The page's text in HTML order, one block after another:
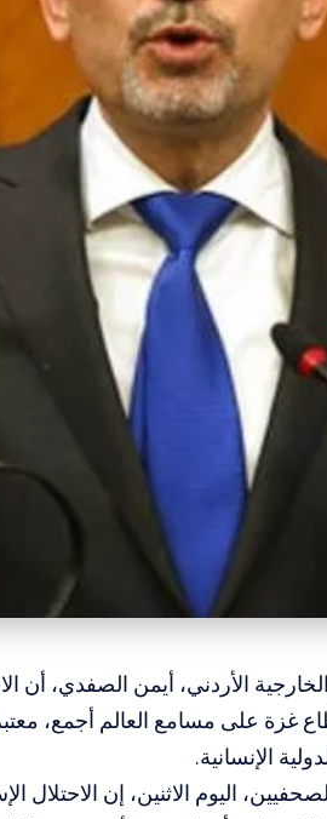
الأردني، أيمن الصفدي، أن
على مسامع العالم أجمع،
الإنسانية.
اليوم الاثنين، إن الاحتلال